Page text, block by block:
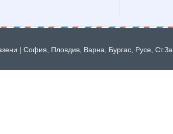
| София, Пловдив, Варна, Бургас, Русе,